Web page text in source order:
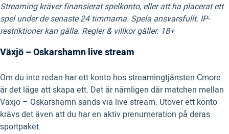
Streaming kräver finansierat spelkonto, eller att ha placerat ett
spel under de senaste 24 timmarna. Spela ansvarsfullt. IP-
restriktioner kan gälla. Regler & villkor gäller. 18+
Växjö – Oskarshamn live stream
Om du inte redan har ett konto hos streamingtjänsten Cmore
är det läge att skapa ett. Det är nämligen där matchen mellan
Växjö – Oskarshamn sänds via live stream. Utöver ett konto
krävs det även att du har en aktiv prenumeration på deras
sportpaket.